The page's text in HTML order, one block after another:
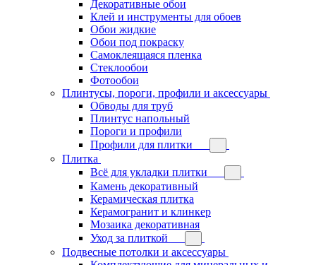
Декоративные обои
Клей и инструменты для обоев
Обои жидкие
Обои под покраску
Самоклеящаяся пленка
Стеклообои
Фотообои
Плинтусы, пороги, профили и аксессуары
Обводы для труб
Плинтус напольный
Пороги и профили
Профили для плитки
Плитка
Всё для укладки плитки
Камень декоративный
Керамическая плитка
Керамогранит и клинкер
Мозаика декоративная
Уход за плиткой
Подвесные потолки и аксессуары